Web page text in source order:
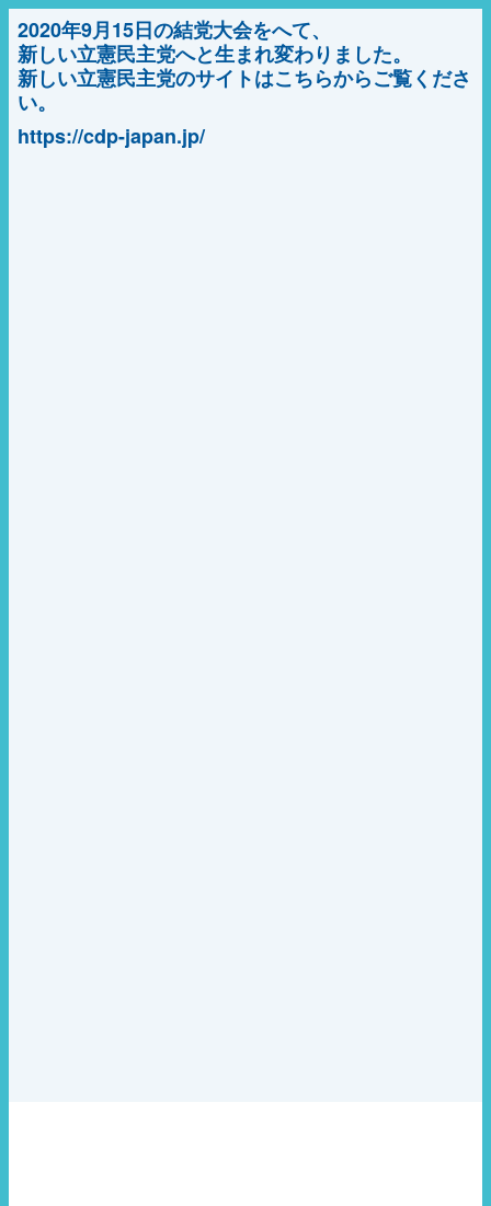
2020年9月15日の結党大会をへて、
新しい立憲民主党へと生まれ変わりました。
新しい立憲民主党のサイトはこちらからご覧くださ
い。
https://cdp-japan.jp/